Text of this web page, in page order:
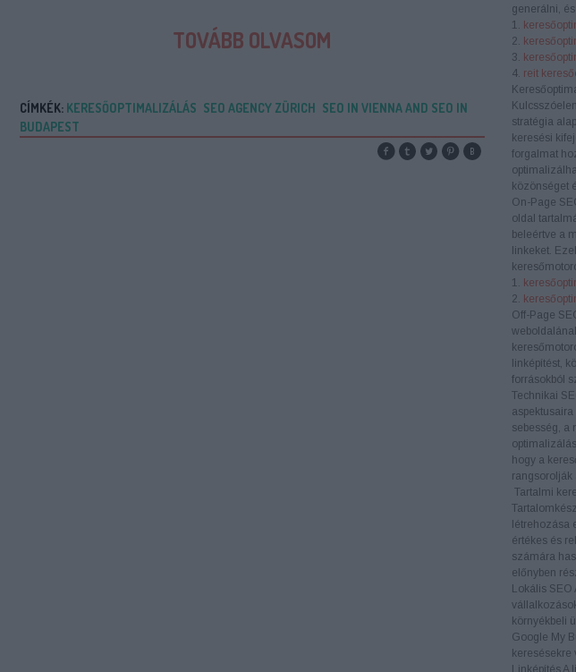
TOVÁBB OLVASOM
CÍMKÉK: KERESŐOPTIMALIZÁLÁS SEO AGENCY ZÜRICH SEO IN VIENNA AND SEO IN
BUDAPEST
generálni,
1.
2.
3.
4. reit
stratégia
keresési
forgalmat
közönséget
On-Page
oldal
beleértve a
linkeket.
1.
2.
Off-Page
linképítést,
forrásokból
Technikai
sebesség, a
hogy a
rangsorolják
Tartalmi
létrehozása
értékes és
számára
előnyben
Lokális SEO
környékbeli
Google My
keresésekre
LinképítésA